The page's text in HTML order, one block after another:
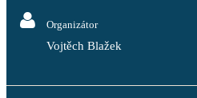
Organizátor
Vojtěch Blažek